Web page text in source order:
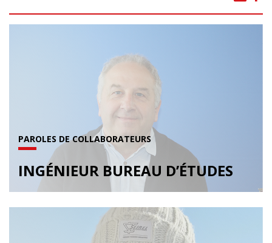
PAROLES DE COLLABORATEURS
INGÉNIEUR BUREAU D’ÉTUDES